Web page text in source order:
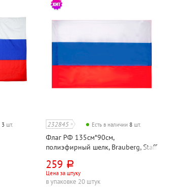
3 шт. 232845 Есть в наличии8 шт.
Флаг РФ 135см*90см,
полиэфирный шелк, Brauberg, Staff,
259 руб.
Цена за штуку
в упаковке 20 штук